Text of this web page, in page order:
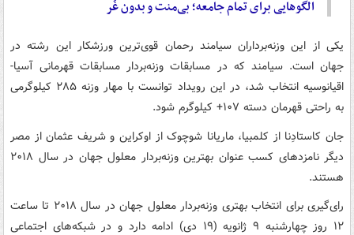
الگوهایی برای تمام جامعه؛ بی‌منت و بدون غُر
یکی از این وزنه‌برداران سیامند رحمان قوی‌ترین ورزشکار این رشته در
جهان است. سیامند که در مسابقات وزنه‌بردار مسابقات قهرمانی آسیا-
اقیانوسیه انتخاب شد، در این رویداد توانست با مهار وزنه ۲۸۵ کیلوگرمی
به راحتی قهرمان دسته ۱۰۷+ کیلوگرم شود.
جان کاستادِنا از کلمبیا، ماریانا شوچوک از اوکراین و شریف عثمان از مصر
دیگر نامزدهای کسب عنوان بهترین وزنه‌بردار معلول جهان در سال ۲۰۱۸
هستند.
رای‌گیری برای انتخاب بهتری وزنه‌بردار معلول جهان در سال ۲۰۱۸ تا ساعت
۱۲ روز چهارشنبه ۹ ژانویه (۱۹ دی) ادامه دارد و در شبکه‌های اجتماعی